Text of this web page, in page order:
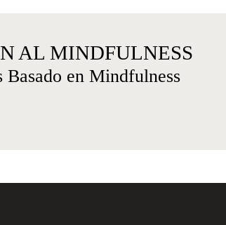
AL MINDFULNESS
en Mindfulness